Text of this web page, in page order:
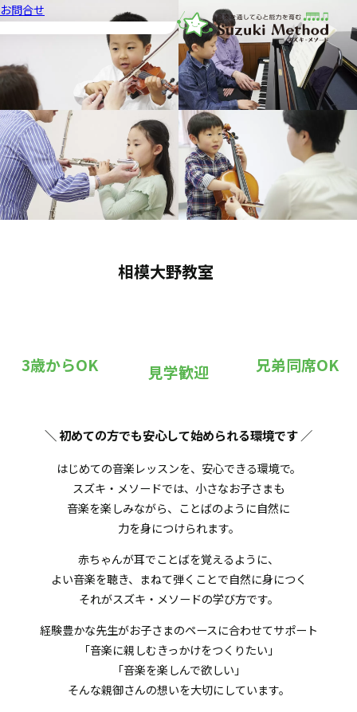
音楽教室スズキ・メソード | 公益
お問合せ
相模大野教室
3歳からOK 見学歓迎 兄弟同席OK
＼ 初めての方でも安心して始められる環境です／
はじめての音楽レッスンを、安心できる環境で。
スズキ・メソードでは、小さなお子さまも
音楽を楽しみながら、ことばのように自然に
力を身につけられます。
赤ちゃんが耳でことばを覚えるように、
よい音楽を聴き、まねて弾くことで自然に身につく
それがスズキ・メソードの学び方です。
経験豊かな先生がお子さまのペースに合わせてサポート
「音楽に親しむきっかけをつくりたい」
「音楽を楽しんで欲しい」
そんな親御さんの想いを大切にしています。